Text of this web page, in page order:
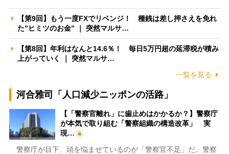
【第9回】もう一度FXでリベンジ！ 種銭は差し押さえを免れ
た”ヒミツのお金” ｜ 突然マルサ…
【第8回】年利はなんと14.6％！ 毎日5万円超の延滞税が積み
上がっていく ｜ 突然マルサ…
一覧を見る
河合雅司「人口減少ニッポンの活路」
【「警察官離れ」に歯止めはかかるか？】警察庁
が本気で取り組む「警察組織の構造改革」 実
現…
警察庁が目下、頭を悩ませているのが「警察官不足」だ。警察